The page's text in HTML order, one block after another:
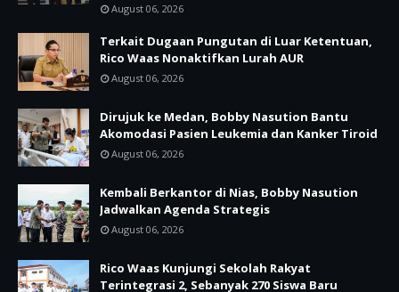
August 06, 2026
Terkait Dugaan Pungutan di Luar Ketentuan,
Rico Waas Nonaktifkan Lurah AUR
August 06, 2026
Dirujuk ke Medan, Bobby Nasution Bantu
Akomodasi Pasien Leukemia dan Kanker Tiroid
August 06, 2026
Kembali Berkantor di Nias, Bobby Nasution
Jadwalkan Agenda Strategis
August 06, 2026
Rico Waas Kunjungi Sekolah Rakyat
Terintegrasi 2, Sebanyak 270 Siswa Baru